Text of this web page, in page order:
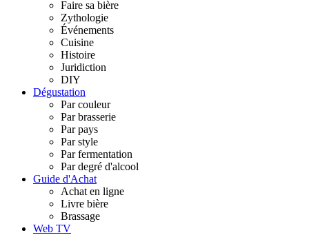
Faire sa bière
Zythologie
Événements
Cuisine
Histoire
Juridiction
DIY
Dégustation
Par couleur
Par brasserie
Par pays
Par style
Par fermentation
Par degré d'alcool
Guide d'Achat
Achat en ligne
Livre bière
Brassage
Web TV